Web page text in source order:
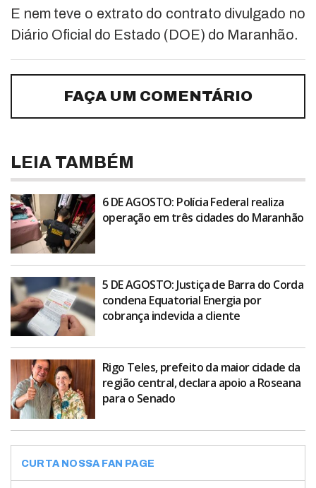
E nem teve o extrato do contrato divulgado no
Diário Oficial do Estado (DOE) do Maranhão.
FAÇA UM COMENTÁRIO
LEIA TAMBÉM
6 DE AGOSTO: Polícia Federal realiza
operação em três cidades do Maranhão
5 DE AGOSTO: Justiça de Barra do Corda
condena Equatorial Energia por
cobrança indevida a cliente
Rigo Teles, prefeito da maior cidade da
região central, declara apoio a Roseana
para o Senado
CURTA NOSSA FAN PAGE